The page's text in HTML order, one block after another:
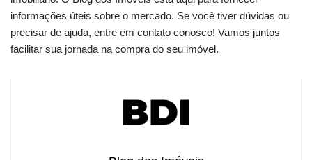
informações úteis sobre o mercado. Se você tiver dúvidas ou
precisar de ajuda, entre em contato conosco! Vamos juntos
facilitar sua jornada na compra do seu imóvel.